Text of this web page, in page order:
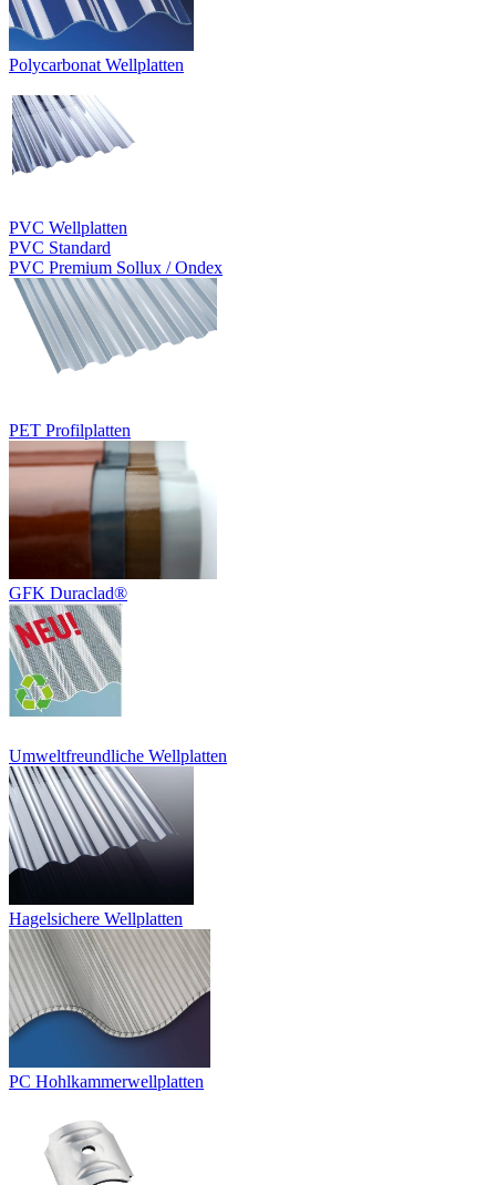
Polycarbonat Wellplatten
PVC Wellplatten
PVC Standard
PVC Premium Sollux / Ondex
PET Profilplatten
GFK Duraclad®
Umweltfreundliche Wellplatten
Hagelsichere Wellplatten
PC Hohlkammerwellplatten